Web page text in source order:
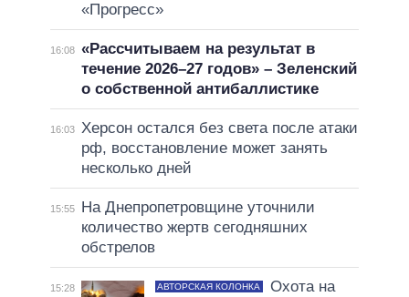
«Прогресс»
16:08 «Рассчитываем на результат в
течение 2026–27 годов» – Зеленский
о собственной антибаллистике
16:03 Херсон остался без света после атаки
рф, восстановление может занять
несколько дней
15:55
На Днепропетровщине уточнили
количество жертв сегодняшних
обстрелов
15:28 АВТОРСКАЯ КОЛОНКА
Охота на